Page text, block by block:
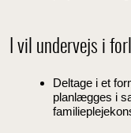
I vil undervejs i
Deltage i et
planlægges i